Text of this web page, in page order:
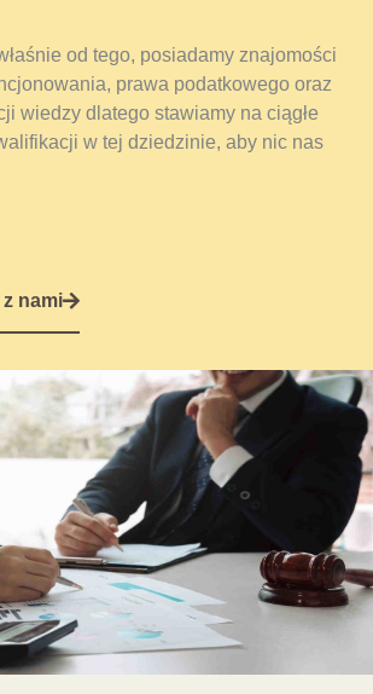
od tego, posiadamy znajomości
prawa podatkowego oraz
wiedzy dlatego stawiamy na ciągłe
w tej dziedzinie, aby nic nas
nami